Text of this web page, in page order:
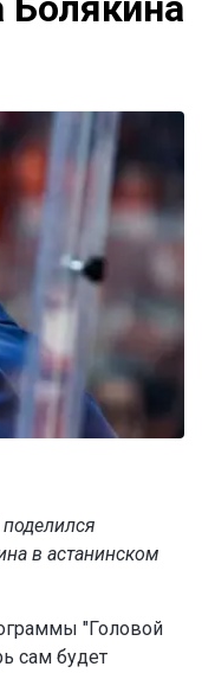
в астанинском
"Головой
сам будет